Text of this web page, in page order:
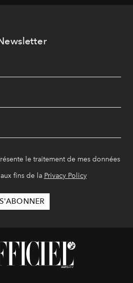
le traitement de mes données
fins de la Privacy Policy